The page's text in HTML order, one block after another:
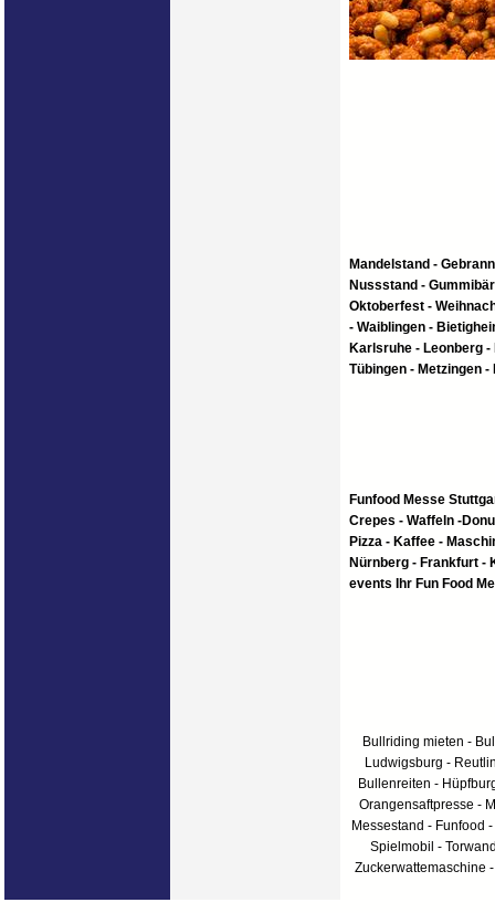
Mandelstand -
Nussstand -
Oktoberfest -
- Waiblingen -
Karlsruhe - Leonberg
Tübingen - Metzingen
Funfood Messe
Crepes - Waffeln -
Pizza - Kaffee -
Nürnberg - Frankfurt -
events Ihr Fun Food
Bullriding mieten -
Ludwigsburg -
Bullenreiten -
Orangensaftpresse -
Messestand - Funfood
Spielmobil -
Zuckerwattemaschine